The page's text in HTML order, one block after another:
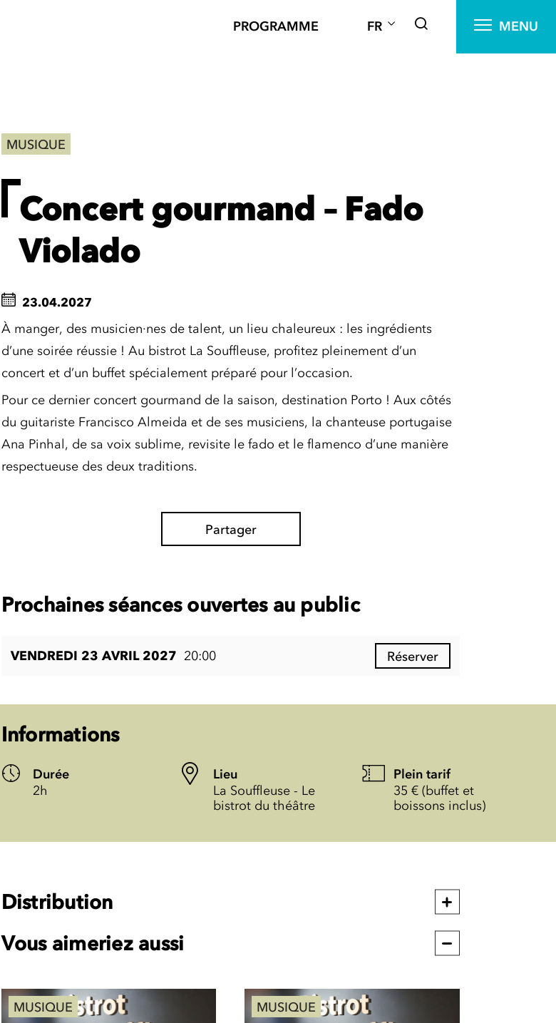
PROGRAMME FR MENU
MUSIQUE
Concert gourmand – Fado
Violado
23.04.2027
À manger, des musicien·nes de talent, un lieu chaleureux : les ingrédients
d’une soirée réussie ! Au bistrot La Souffleuse, profitez pleinement d’un
concert et d’un buffet spécialement préparé pour l’occasion.
Pour ce dernier concert gourmand de la saison, destination Porto ! Aux côtés
du guitariste Francisco Almeida et de ses musiciens, la chanteuse portugaise
Ana Pinhal, de sa voix sublime, revisite le fado et le flamenco d’une manière
respectueuse des deux traditions.
Partager
Prochaines séances ouvertes au public
VENDREDI 23 AVRIL 2027 20:00 Réserver
Informations
Durée
2h
Lieu
La Souffleuse - Le
bistrot du théâtre
Plein tarif
35 € (buffet et
boissons inclus)
Distribution
Vous aimeriez aussi
MUSIQUE MUSIQUE